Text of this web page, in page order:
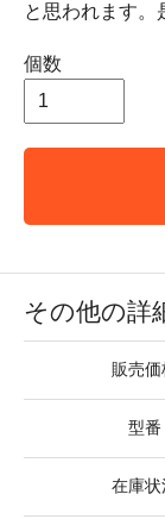
と思われます。
個数
その他の詳
販売価
型番
在庫状